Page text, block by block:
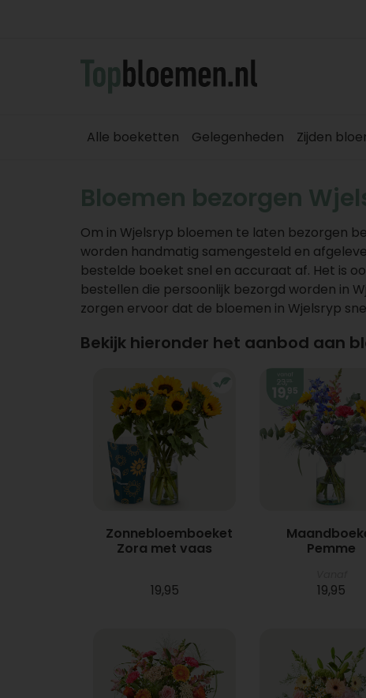
Alle boeketten Gelegenheden Zijden
Bloemen bezorgen
Om in Wjelsryp bloemen te laten bezorgen
worden handmatig samengesteld en
bestelde boeket snel en accuraat af. Het is
bestellen die persoonlijk bezorgd worden in
zorgen ervoor dat de bloemen in Wjelsryp
Bekijk hieronder het aanbod aan
Zonnebloemboeket
Zora met vaas
19,95
Pemme
19,95